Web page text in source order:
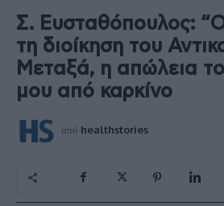
Σ. Ευσταθόπουλος:
τη διοίκηση του
Μεταξά, η απώλεια
μου από καρκίνο
από healthstories